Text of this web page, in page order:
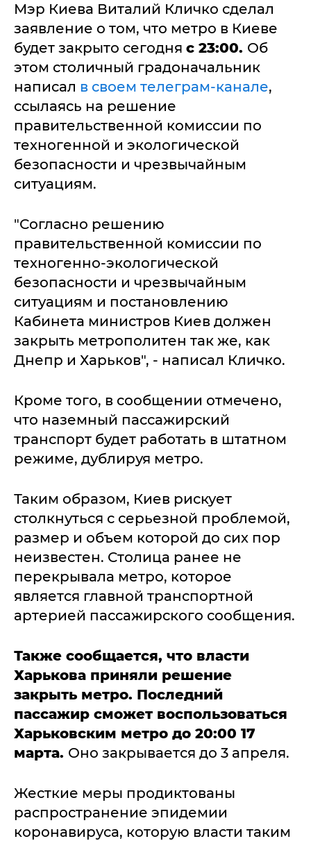
Мэр Киева Виталий Кличко сделал
заявление о том, что метро в Киеве
будет закрыто сегодня с 23:00. Об
этом столичный градоначальник
написал в своем телеграм-канале,
ссылаясь на решение
правительственной комиссии по
техногенной и экологической
безопасности и чрезвычайным
ситуациям.
"Согласно решению
правительственной комиссии по
техногенно-экологической
безопасности и чрезвычайным
ситуациям и постановлению
Кабинета министров Киев должен
закрыть метрополитен так же, как
Днепр и Харьков", - написал Кличко.
Кроме того, в сообщении отмечено,
что наземный пассажирский
транспорт будет работать в штатном
режиме, дублируя метро.
Таким образом, Киев рискует
столкнуться с серьезной проблемой,
размер и объем которой до сих пор
неизвестен. Столица ранее не
перекрывала метро, которое
является главной транспортной
артерией пассажирского сообщения.
Также сообщается, что власти
Харькова приняли решение
закрыть метро. Последний
пассажир сможет воспользоваться
Харьковским метро до 20:00 17
марта. Оно закрывается до 3 апреля.
Жесткие меры продиктованы
распространение эпидемии
коронавируса, которую власти таким